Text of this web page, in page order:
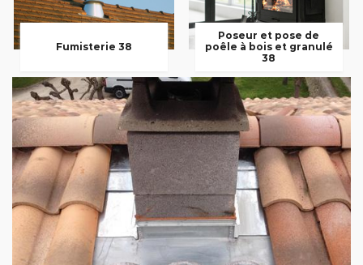
Fumisterie 38
Poseur et pose de
poêle à bois et granulé
38